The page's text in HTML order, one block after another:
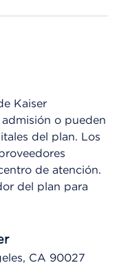
Kaiser
o pueden
del plan. Los
de atención.
del plan para
CA 90027